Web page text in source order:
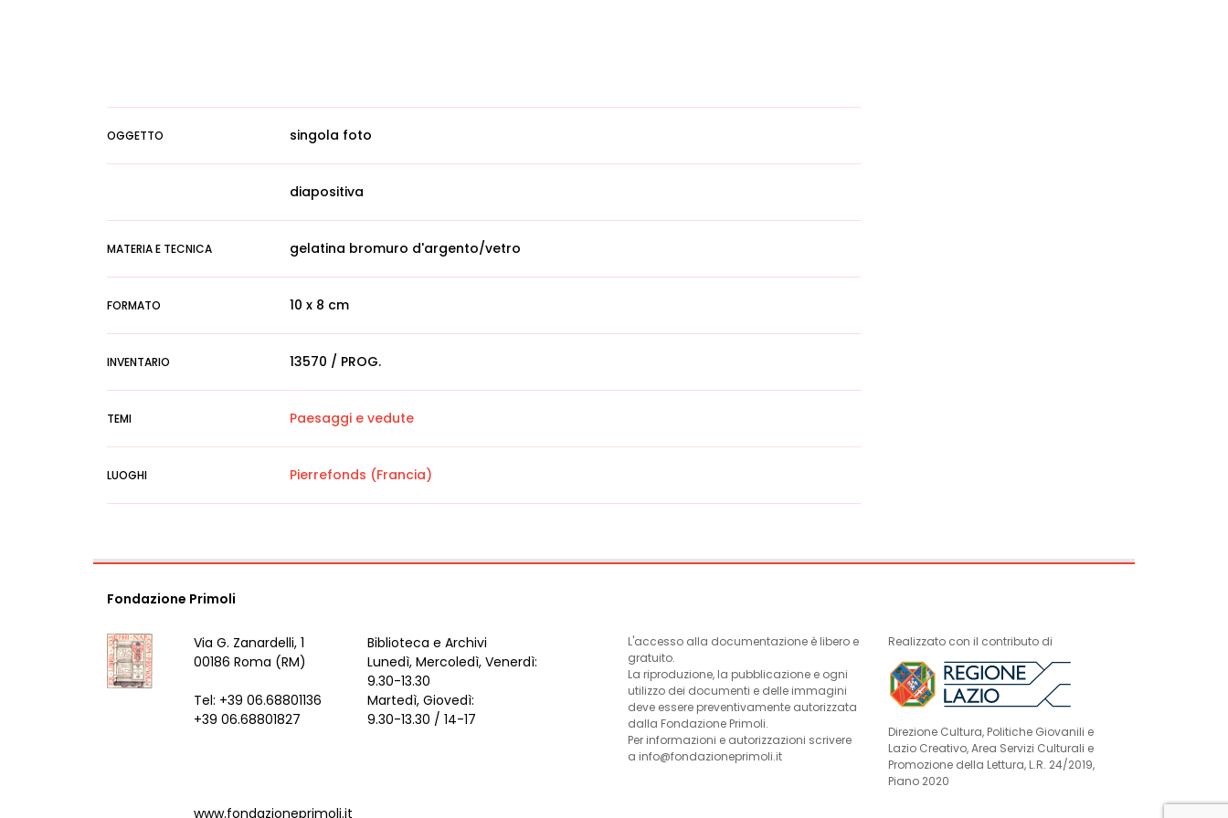
OGGETTO singola foto
diapositiva
MATERIA E TECNICA gelatina bromuro d'argento/vetro
FORMATO 10 x 8 cm
INVENTARIO 13570 / PROG.
TEMI Paesaggi e vedute
LUOGHI Pierrefonds (Francia)
Fondazione Primoli
Via G. Zanardelli, 1
00186 Roma (RM)
Tel: +39 06.68801136
+39 06.68801827
Biblioteca e Archivi
Lunedì, Mercoledì, Venerdì:
9.30-13.30
Martedì, Giovedì:
9.30-13.30 / 14-17
L'accesso alla documentazione è libero e
gratuito.
La riproduzione, la pubblicazione e ogni
utilizzo dei documenti e delle immagini
deve essere preventivamente autorizzata
dalla Fondazione Primoli.
Per informazioni e autorizzazioni scrivere
a info@fondazioneprimoli.it
Realizzato con il contributo di
Direzione Cultura, Politiche Giovanili e
Lazio Creativo, Area Servizi Culturali e
Promozione della Lettura, L.R. 24/2019,
Piano 2020
www.fondazioneprimoli.it